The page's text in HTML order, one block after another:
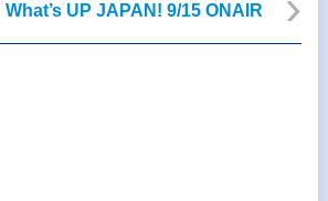
What’s UP JAPAN! 9/15 ONAIR